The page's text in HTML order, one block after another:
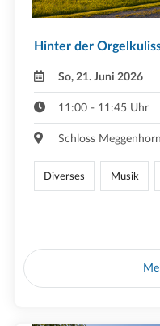
Hinter der
So, 21. Juni 2026
11:00 - 11:45 Uhr
Schloss Meggenhorn
Diverses Musik